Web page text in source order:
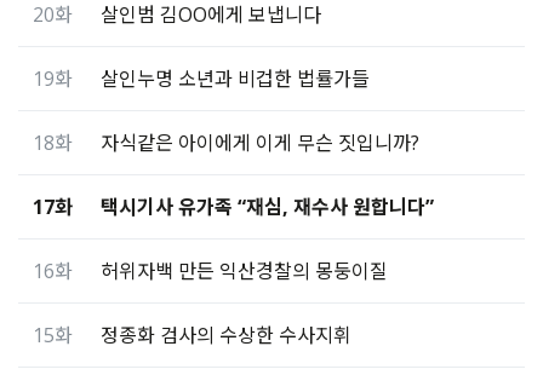
20화 살인범 김OO에게 보냅니다
19화 살인누명 소년과 비겁한 법률가들
18화 자식같은 아이에게 이게 무슨 짓입니까?
17화 택시기사 유가족 “재심, 재수사 원합니다”
16화 허위자백 만든 익산경찰의 몽둥이질
15화 정종화 검사의 수상한 수사지휘